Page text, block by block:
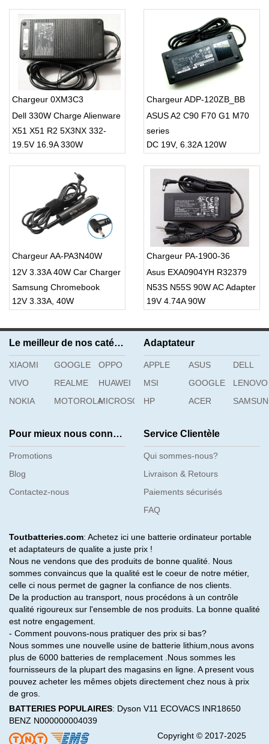
Chargeur 0XM3C3
Dell 330W Charge Alienware
X51 X51 R2 5X3NX 332-
1432 Gaming Desktop
19.5V 16.9A 330W
Chargeur ADP-120ZB_BB
ASUS A2 C90 F70 G1 M70
series
DC 19V, 6.32A 120W
Chargeur AA-PA3N40W
12V 3.33A 40W Car Charger
Samsung Chromebook
XE303C12-H01UK
12V 3.33A, 40W
Chargeur PA-1900-36
Asus EXA0904YH R32379
N53S N55S 90W AC Adapter
Charger/Cord
19V 4.74A 90W
Le meilleur de nos catégories
XIAOMI GOOGLE
OPPO
VIVO
REALME
HUAWEI
NOKIA
MOTOROLAMICROSOFT
Adaptateur
APPLE ASUS
DELL
MSI
GOOGLE
LENOVO
HP
ACER
Pour mieux nous connaître
Promotions
Blog
Contactez-nous
Service Clientèle
Qui sommes-nous?
Livraison & Retours
Paiements sécurisés
FAQ
Toutbatteries.com: Achetez ici une batterie ordinateur portable
et adaptateurs de qualite a juste prix !
Nous ne vendons que des produits de bonne qualité. Nous
sommes convaincus que la qualité est le coeur de notre métier,
celle ci nous permet de gagner la confiance de nos clients.
De la production au transport, nous procédons à un contrôle
qualité rigoureux sur l'ensemble de nos produits. La bonne qualité
est notre engagement.
- Comment pouvons-nous pratiquer des prix si bas?
Nous sommes une nouvelle usine de batterie lithium,nous avons
plus de 6000 batteries de remplacement .Nous sommes les
fournisseurs de la plupart des magasins en ligne. A present vous
pouvez acheter les mêmes objets directement chez nous à prix
de gros.
BATTERIES POPULAIRES: Dyson V11 ECOVACS INR18650
BENZ N000000004039
Copyright © 2017-2025